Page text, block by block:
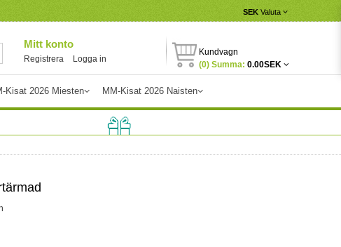
SEK Valuta
Mitt konto
Registrera Logga in
Kundvagn
(0) Summa: 0.00SEK
Kisat 2026 Miesten MM-Kisat 2026 Naisten